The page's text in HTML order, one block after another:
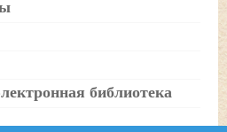
библиотека